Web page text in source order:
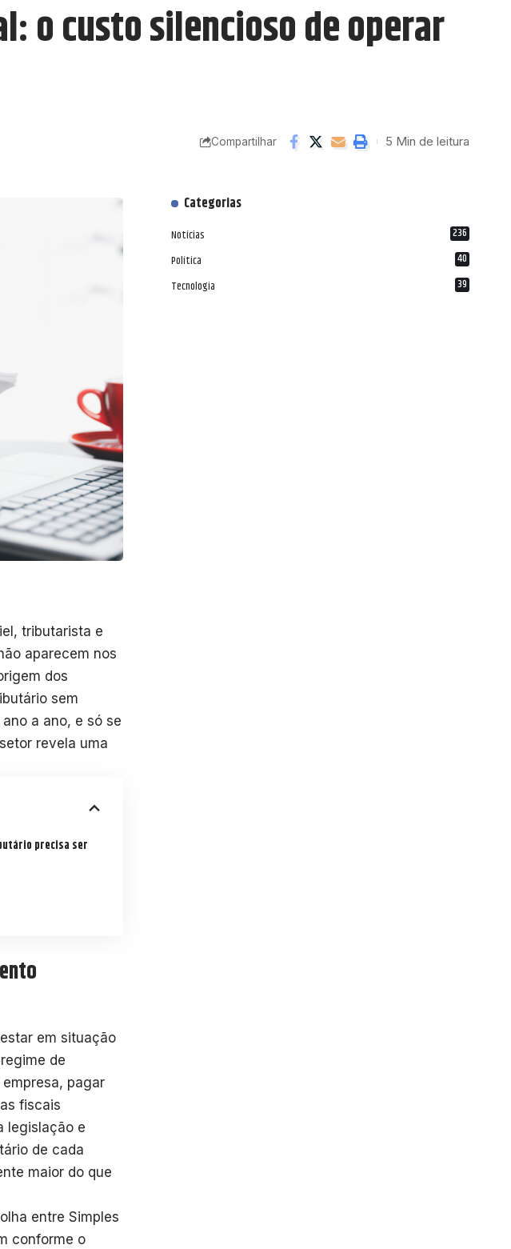
o custo silencioso de operar
Compartilhar 5 Min de leitura
tributarista e
aparecem nos
dos
sem
a ano, e só se
revela uma
precisa ser
em situação
de
pagar
fiscais
legislação e
de cada
maior do que
entre Simples
conforme o
Categorias
Notícias 236
Política 40
Tecnologia 39